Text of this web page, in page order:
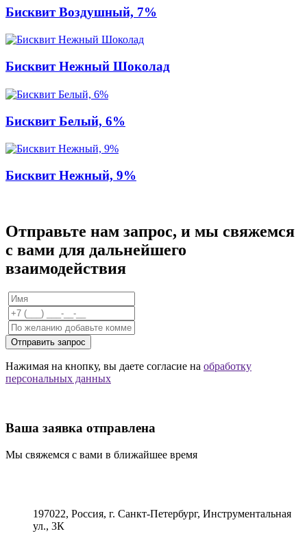
Бисквит Воздушный, 7%
Бисквит Нежный Шоколад
Бисквит Белый, 6%
Бисквит Нежный, 9%
Отправьте нам запрос, и мы свяжемся
с вами для дальнейшего
взаимодействия
Отправить запрос
Нажимая на кнопку, вы даете согласие на обработку
персональных данных
Ваша заявка отправлена
Мы свяжемся с вами в ближайшее время
197022, Россия, г. Санкт-Петербург, Инструментальная
ул., 3К